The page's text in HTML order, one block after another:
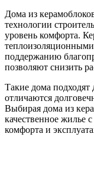
Дома из
технологии
уровень комфорта.
поддержанию
позволяют снизить
Такие дома подходят
отличаются
Выбирая дома из
качественное жилье
комфорта и